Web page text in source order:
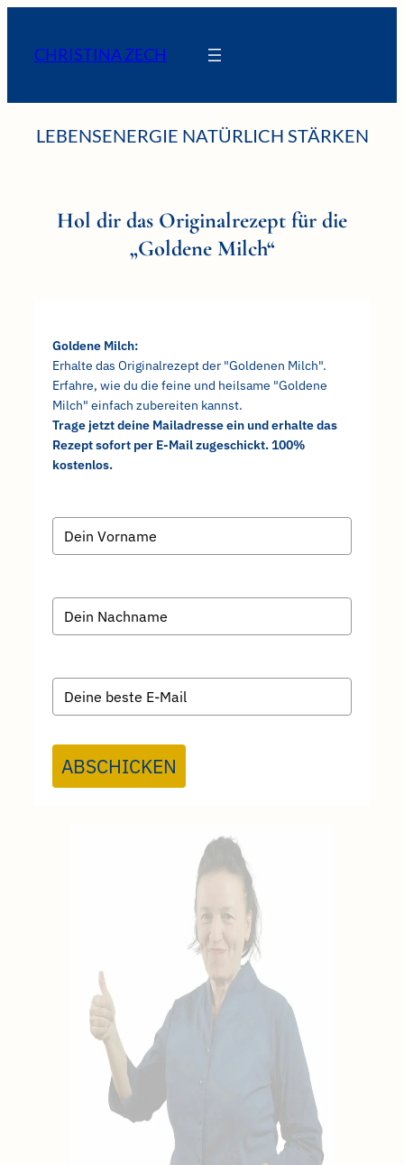
InhaltCHRISTINA ZECH
LEBENSENERGIE NATÜRLICH STÄRKEN
Hol dir das Originalrezept für die
„Goldene Milch“
Goldene Milch:
Erhalte das Originalrezept der "Goldenen Milch".
Erfahre, wie du die feine und heilsame "Goldene
Milch" einfach zubereiten kannst.
Trage jetzt deine Mailadresse ein und erhalte das
Rezept sofort per E-Mail zugeschickt. 100%
kostenlos.
ABSCHICKEN